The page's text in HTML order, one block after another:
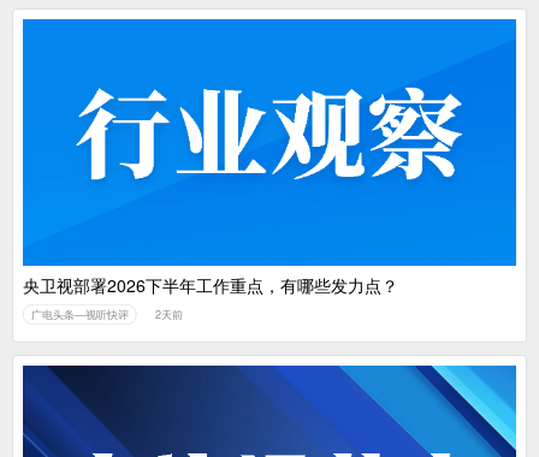
央卫视部署2026下半年工作重点，有哪些发力点？
广电头条—视听快评 2天前